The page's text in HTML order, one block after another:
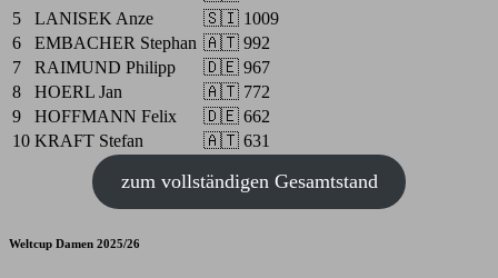
5
LANISEK Anze 🇸🇮 1009
6
EMBACHER Stephan 🇦🇹 992
7
RAIMUND Philipp 🇩🇪 967
8
HOERL Jan 🇦🇹 772
9
HOFFMANN Felix 🇩🇪 662
10 KRAFT Stefan 🇦🇹 631
zum vollständigen Gesamtstand
Weltcup Damen 2025/26